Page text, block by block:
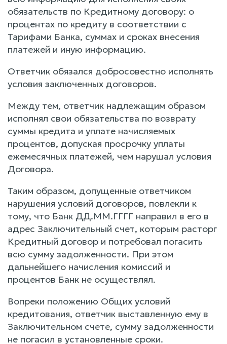
обязательств по Кредитному договору: о
процентах по кредиту в соответствии с
Тарифами Банка, суммах и сроках внесения
платежей и иную информацию.
Ответчик обязался добросовестно исполнять
условия заключенных договоров.
Между тем, ответчик надлежащим образом
исполнял свои обязательства по возврату
суммы кредита и уплате начисляемых
процентов, допуская просрочку уплаты
ежемесячных платежей, чем нарушал условия
Договора.
Таким образом, допущенные ответчиком
нарушения условий договоров, повлекли к
тому, что Банк ДД.ММ.ГГГГ направил в его в
адрес Заключительный счет, которым расторг
Кредитный договор и потребовал погасить
всю сумму задолженности. При этом
дальнейшего начисления комиссий и
процентов Банк не осуществлял.
Вопреки положению Общих условий
кредитования, ответчик выставленную ему в
Заключительном счете, сумму задолженности
не погасил в установленные сроки.